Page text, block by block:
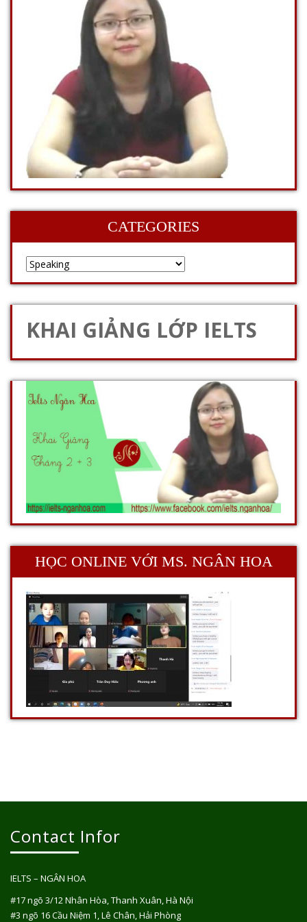
CATEGORIES
KHAI GIẢNG LỚP IELTS
HỌC ONLINE VỚI MS. NGÂN HOA
Contact Infor
IELTS – NGÂN HOA
#17 ngõ 3/12 Nhân Hòa, Thanh Xuân, Hà Nội
#3 ngõ 16 Cầu Niệm 1, Lê Chân, Hải Phòng